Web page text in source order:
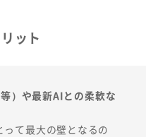
ット
）や最新AIとの柔軟な
て最大の壁となるの